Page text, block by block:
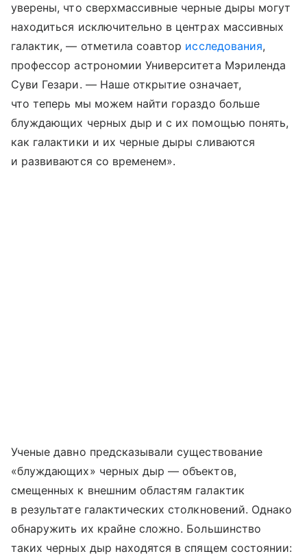
уверены, что сверхмассивные черные дыры могут
находиться исключительно в центрах массивных
галактик, — отметила соавтор исследования,
профессор астрономии Университета Мэриленда
Суви Гезари. — Наше открытие означает,
что теперь мы можем найти гораздо больше
блуждающих черных дыр и с их помощью понять,
как галактики и их черные дыры сливаются
и развиваются со временем».
Ученые давно предсказывали существование
«блуждающих» черных дыр — объектов,
смещенных к внешним областям галактик
в результате галактических столкновений. Однако
обнаружить их крайне сложно. Большинство
таких черных дыр находятся в спящем состоянии: